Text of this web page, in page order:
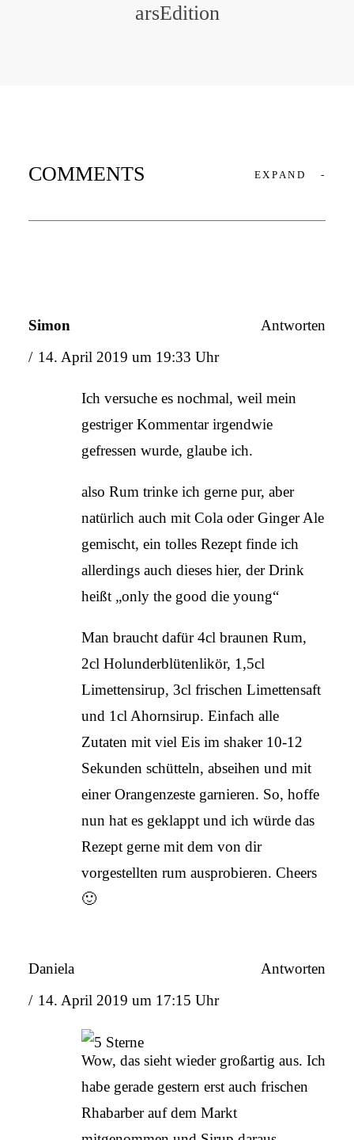
arsEdition
COMMENTS EXPAND -
Simon
14. April 2019 um 19:33 Uhr
Ich versuche es nochmal, weil mein
gestriger Kommentar irgendwie
gefressen wurde, glaube ich.
also Rum trinke ich gerne pur, aber
natürlich auch mit Cola oder Ginger Ale
gemischt, ein tolles Rezept finde ich
allerdings auch dieses hier, der Drink
heißt „only the good die young“
Man braucht dafür 4cl braunen Rum,
2cl Holunderblütenlikör, 1,5cl
Limettensirup, 3cl frischen Limettensaft
und 1cl Ahornsirup. Einfach alle
Zutaten mit viel Eis im shaker 10-12
Sekunden schütteln, abseihen und mit
einer Orangenzeste garnieren. So, hoffe
nun hat es geklappt und ich würde das
Rezept gerne mit dem von dir
vorgestellten rum ausprobieren. Cheers
🙂
Antworten
Daniela
14. April 2019 um 17:15 Uhr
Wow, das sieht wieder großartig aus. Ich
habe gerade gestern erst auch frischen
Rhabarber auf dem Markt
Antworten